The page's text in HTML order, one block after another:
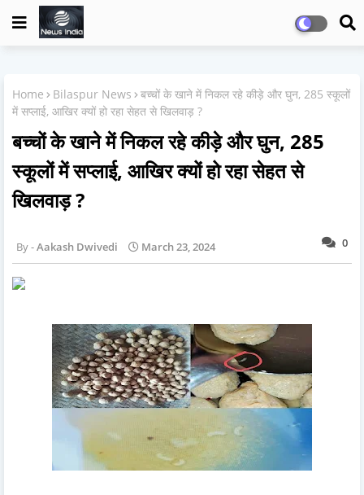
Home Bilaspur News
बच्चों के खाने में निकल रहे कीड़े और घुन, 285 स्कूलों
में सप्लाई, आखिर क्यों हो रहा सेहत से खिलवाड़ ?
बच्चों के खाने में निकल रहे कीड़े और घुन, 285
स्कूलों में सप्लाई, आखिर क्यों हो रहा सेहत से
खिलवाड़ ?
0
Aakash Dwivedi March 23, 2024